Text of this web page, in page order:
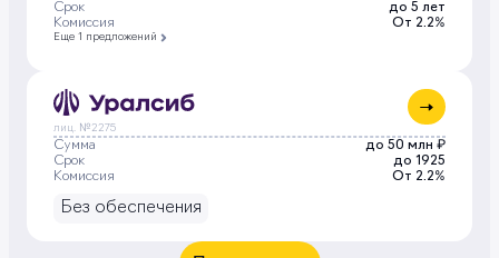
Срок
до 5 лет
Комиссия
От 2.2%
Еще 1 предложений
лиц. №2275
Сумма
до 50 млн ₽
Срок
до 1925
Комиссия
От 2.2%
Без обеспечения